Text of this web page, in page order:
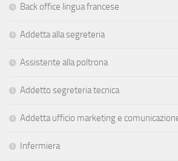
Back office lingua francese
Addetta alla segreteria
Assistente alla poltrona
Addetto segreteria tecnica
Addetta ufficio marketing e
Infermiera